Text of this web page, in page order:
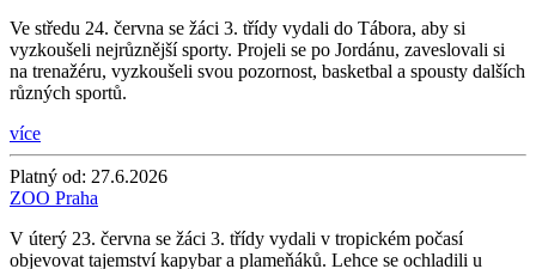
Ve středu 24. června se žáci 3. třídy vydali do Tábora, aby si
vyzkoušeli nejrůznější sporty. Projeli se po Jordánu, zaveslovali si
na trenažéru, vyzkoušeli svou pozornost, basketbal a spousty dalších
různých sportů.
více
Platný od: 27.6.2026
ZOO Praha
V úterý 23. června se žáci 3. třídy vydali v tropickém počasí
objevovat tajemství kapybar a plameňáků. Lehce se ochladili u